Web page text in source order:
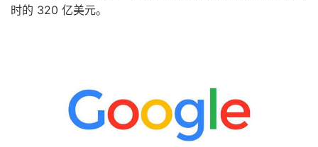
时的 320 亿美元。